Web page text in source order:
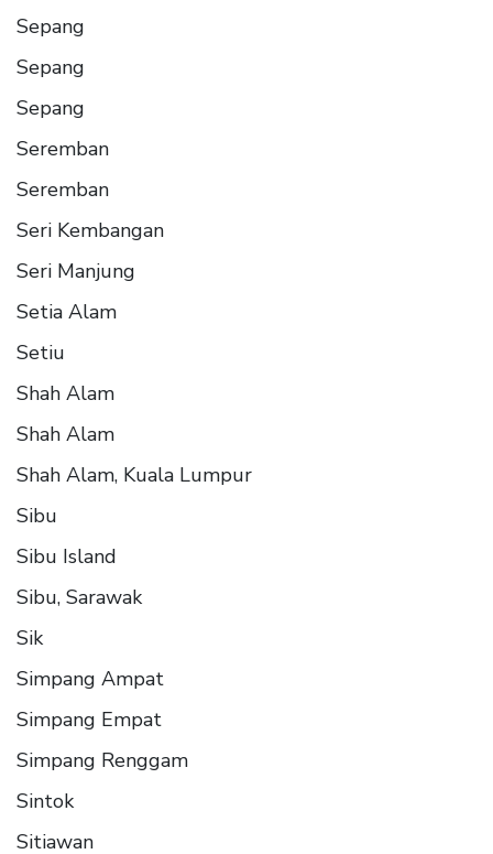
Sepang
Sepang
Sepang
Seremban
Seremban
Seri Kembangan
Seri Manjung
Setia Alam
Setiu
Shah Alam
Shah Alam
Shah Alam, Kuala Lumpur
Sibu
Sibu Island
Sibu, Sarawak
Sik
Simpang Ampat
Simpang Empat
Simpang Renggam
Sintok
Sitiawan